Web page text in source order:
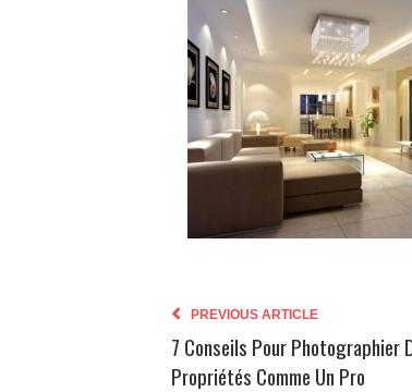
PREVIOUS ARTICLE
7 Conseils Pour Photographier
Propriétés Comme Un Pro